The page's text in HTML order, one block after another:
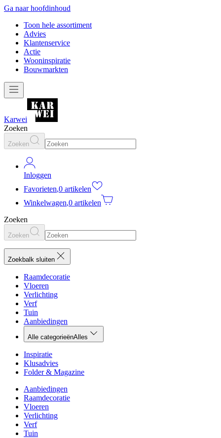
Ga naar hoofdinhoud
Toon hele assortiment
Advies
Klantenservice
Actie
Wooninspiratie
Bouwmarkten
Karwei
Zoeken
Zoeken
Inloggen
Favorieten,0 artikelen
Winkelwagen,0 artikelen
Zoeken
Zoeken
Zoekbalk sluiten
Raamdecoratie
Vloeren
Verlichting
Verf
Tuin
Aanbiedingen
Alle categorieënAlles
Inspiratie
Klusadvies
Folder & Magazine
Aanbiedingen
Raamdecoratie
Vloeren
Verlichting
Verf
Tuin